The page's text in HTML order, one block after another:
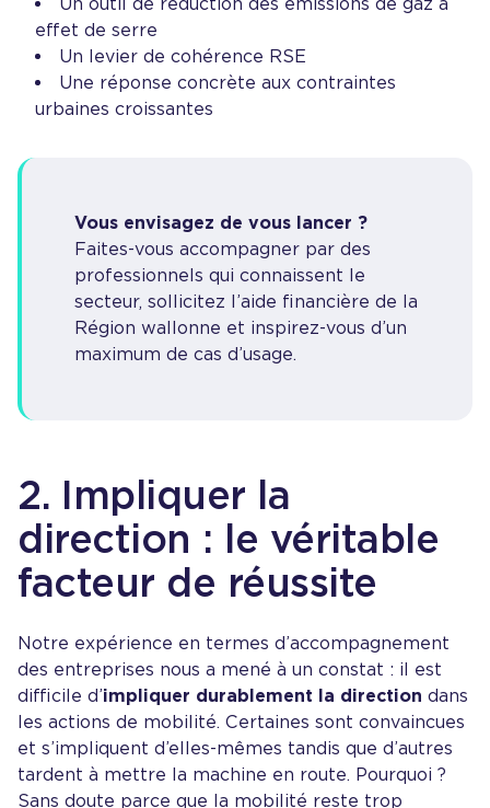
effet de serre
Un levier de cohérence RSE
Une réponse concrète aux contraintes
urbaines croissantes
Vous envisagez de vous lancer ?
Faites-vous accompagner par des
professionnels qui connaissent le
secteur, sollicitez l’aide financière de la
Région wallonne et inspirez-vous d’un
maximum de cas d’usage.
2. Impliquer la
direction : le véritable
facteur de réussite
Notre expérience en termes d’accompagnement
des entreprises nous a mené à un constat : il est
difficile d’impliquer durablement la direction dans
les actions de mobilité. Certaines sont convaincues
et s’impliquent d’elles-mêmes tandis que d’autres
tardent à mettre la machine en route. Pourquoi ?
Sans doute parce que la mobilité reste trop